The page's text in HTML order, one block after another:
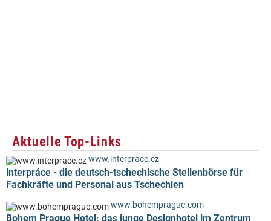
Aktuelle Top-Links
www.interprace.cz
interpráce - die deutsch-tschechische Stellenbörse für
Fachkräfte und Personal aus Tschechien
www.bohemprague.com
Bohem Prague Hotel: das junge Designhotel im Zentrum